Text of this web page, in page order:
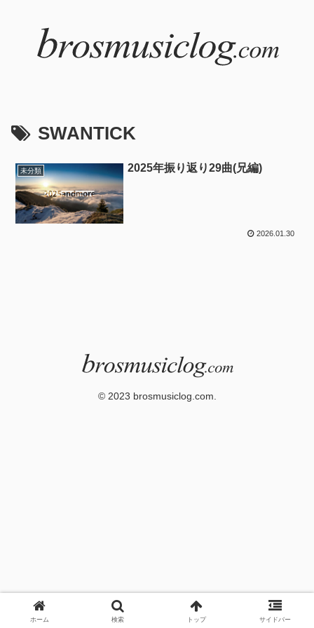
SWANTICK
未分類 2025年振り返り29曲(兄編)
2026.01.30
© 2023 brosmusiclog.com.
ホーム 検索 トップ サイドバー